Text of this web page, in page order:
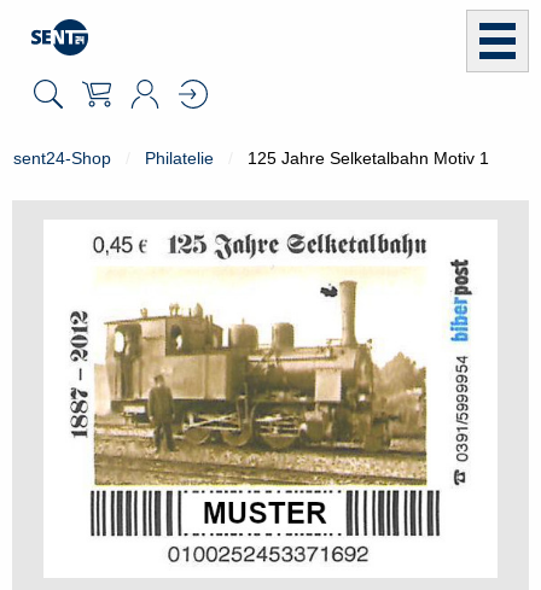
sent24-Shop Philatelie 125 Jahre Selketalbahn Motiv 1